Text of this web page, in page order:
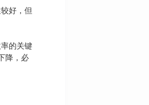
好，但
的关键
降，必